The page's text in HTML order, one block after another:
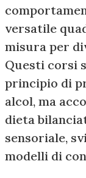
versatile
misura per
Questi corsi
principio di
alcol, ma
dieta
sensoriale,
modelli di